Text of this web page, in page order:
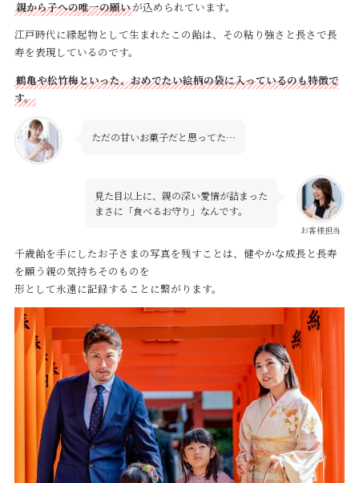
親から子への唯一の願いが込められています。
江戸時代に縁起物として生まれたこの飴は、その粘り強さと長さで長
寿を表現しているのです。
鶴亀や松竹梅といった、おめでたい絵柄の袋に入っているのも特徴で
す。
ただの甘いお菓子だと思ってた…
お客様担当
見た目以上に、親の深い愛情が詰まった
まさに「食べるお守り」なんです。
千歳飴を手にしたお子さまの写真を残すことは、健やかな成長と長寿
を願う親の気持ちそのものを
形として永遠に記録することに繋がります。